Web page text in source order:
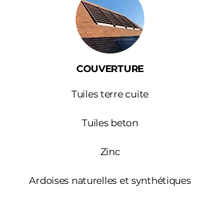
COUVERTURE
Tuiles terre cuite
Tuiles beton
Zinc​
Ardoises naturelles et synthétiques